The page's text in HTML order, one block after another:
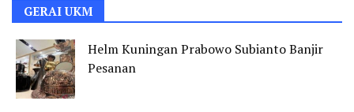
GERAI UKM
Helm Kuningan Prabowo Subianto Banjir
Pesanan